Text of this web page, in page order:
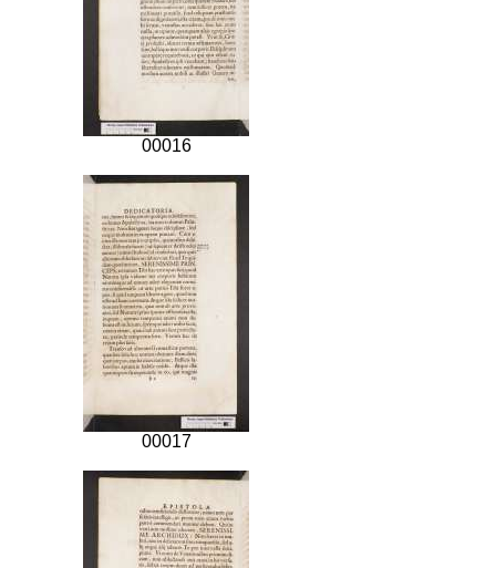
00016
00017